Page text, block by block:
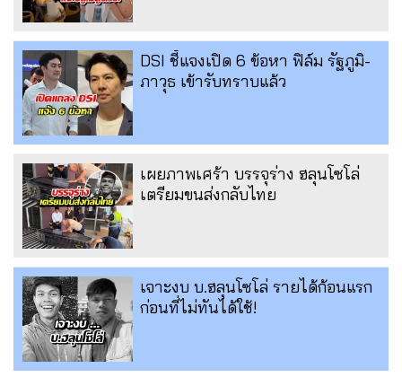
DSI ชี้แจงเปิด 6 ข้อหา ฟิล์ม รัฐภูมิ-
ภาวุธ เข้ารับทราบแล้ว
เผยภาพเศร้า บรรจุร่าง ฮลุนโซโล่
เตรียมขนส่งกลับไทย
เจาะงบ บ.ฮลุนโซโล่ รายได้ก้อนแรก
ก่อนที่ไม่ทันได้ใช้!